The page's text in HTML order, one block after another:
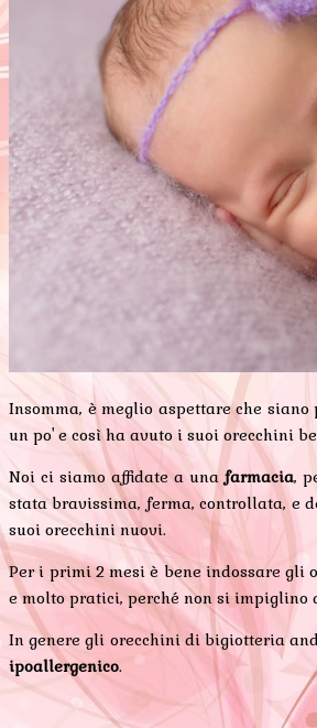
Insomma, è meglio aspettare che
un po' e così ha avuto i suoi orecchini
Noi ci siamo affidate a unafarmacia,
stata bravissima, ferma, controllata, e
suoi orecchini nuovi.
Per i primi 2 mesi è bene indossare
e molto pratici, perché non si
In genere gli orecchini di bigiotteria
ipoallergenico.